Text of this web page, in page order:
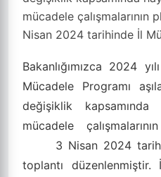
mücadele çalışmalarının
Nisan 2024 tarihinde İl
Bakanlığımızca 2024
Mücadele Programı
değişiklik kapsamında
mücadele
3 Nisan 2024
toplantı düzenlenmiştir.